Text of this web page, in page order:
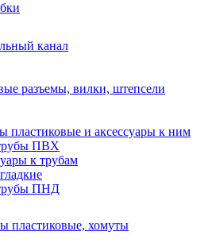
канал
разъемы, вилки, штепсели
пластиковые и аксессуары к ним
ПВХ
к трубам
ПНД
пластиковые, хомуты